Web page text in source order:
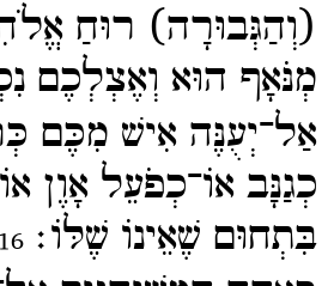
(וְהַגְּבוּרָה) רוּחַ
מְנֹּאָף הוּא וְאֶצְלְכֶם
אַל־​יְעֻנֶּה אִישׁ מִכֶּם
כְגַנָּב אוֹ־​כְפֹעֵל אָוֶן
בִּתְחוּם שֶׁאֵינוֹ שֶׁלּוֹ׃16